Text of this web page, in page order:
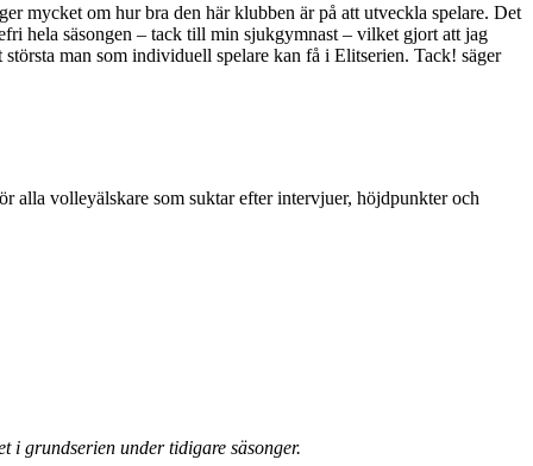
mycket om hur bra den här klubben är på att utveckla spelare. Det
hela säsongen – tack till min sjukgymnast – vilket gjort att jag
man som individuell spelare kan få i Elitserien. Tack! säger
alla volleyälskare som suktar efter intervjuer, höjdpunkter och
i grundserien under tidigare säsonger.